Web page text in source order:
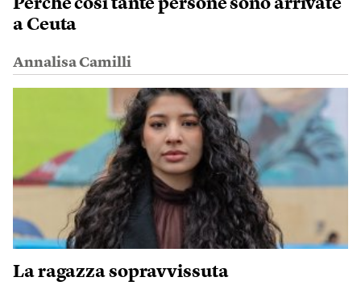
Perché così tante persone sono arrivate
a Ceuta
Annalisa Camilli
La ragazza sopravvissuta